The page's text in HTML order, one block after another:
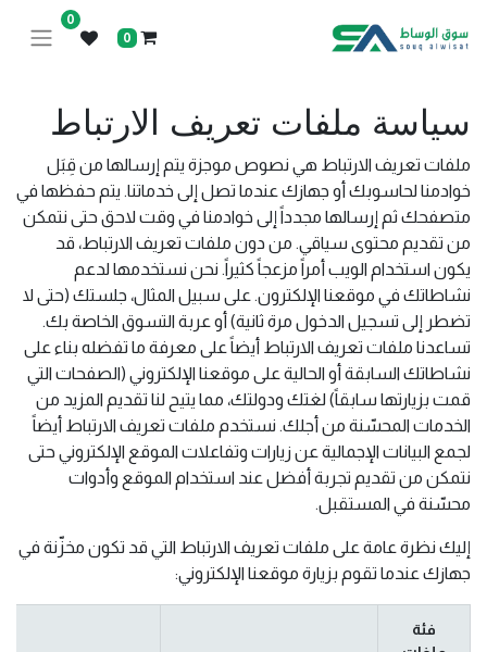
0
0
سياسة ملفات تعريف الارتباط
ملفات تعريف الارتباط هي نصوص موجزة يتم إرسالها من قِبَل
خوادمنا لحاسوبك أو جهازك عندما تصل إلى خدماتنا. يتم حفظها في
متصفحك ثم إرسالها مجدداً إلى خوادمنا في وقت لاحق حتى نتمكن
من تقديم محتوى سياقي. من دون ملفات تعريف الارتباط، قد
يكون استخدام الويب أمراً مزعجاً كثيراً. نحن نستخدمها لدعم
نشاطاتك في موقعنا الإلكترون. على سبيل المثال، جلستك (حتى لا
تضطر إلى تسجيل الدخول مرة ثانية) أو عربة التسوق الخاصة بك.
تساعدنا ملفات تعريف الارتباط أيضاً على معرفة ما تفضله بناء على
نشاطاتك السابقة أو الحالية على موقعنا الإلكتروني (الصفحات التي
قمت بزيارتها سابقاً) لغتك ودولتك، مما يتيح لنا تقديم المزيد من
الخدمات المحسّنة من أجلك. نستخدم ملفات تعريف الارتباط أيضاً
لجمع البيانات الإجمالية عن زيارات وتفاعلات الموقع الإلكتروني حتى
نتمكن من تقديم تجربة أفضل عند استخدام الموقع وأدوات
محسّنة في المستقبل.
إليك نظرة عامة على ملفات تعريف الارتباط التي قد تكون مخزّنة في
جهازك عندما تقوم بزيارة موقعنا الإلكتروني:
فئة